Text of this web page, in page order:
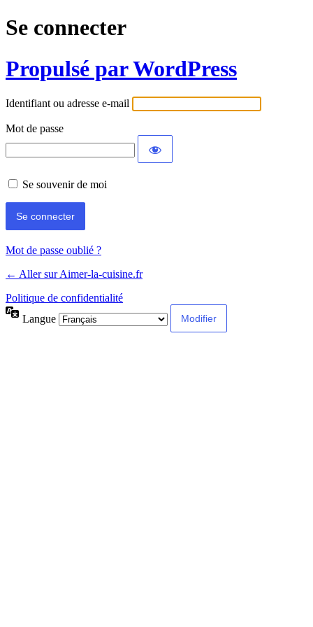
Se connecter
Propulsé par WordPress
Identifiant ou adresse e-mail
Mot de passe
Se souvenir de moi
Mot de passe oublié ?
← Aller sur Aimer-la-cuisine.fr
Politique de confidentialité
Langue